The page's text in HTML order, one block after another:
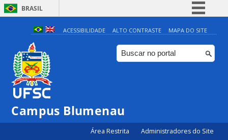
BRASIL
Simplifique!
Comunica BR
Participe
ACESSIBILIDADE ALTO CONTRASTE MAPA DO SITE
Campus Blumenau
Área Restrita Administradores do Site